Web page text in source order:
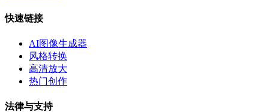
快速链接
AI图像生成器
风格转换
高清放大
热门创作
法律与支持